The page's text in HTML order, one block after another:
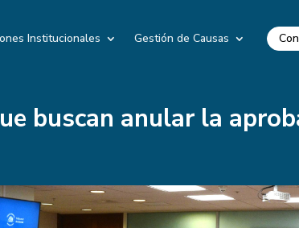
Institucionales Gestión de Causas
buscan anular la